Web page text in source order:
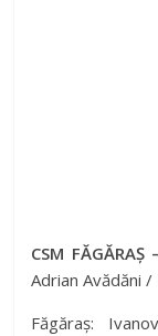
CSM
Adrian Avădăni
Făgăraș: